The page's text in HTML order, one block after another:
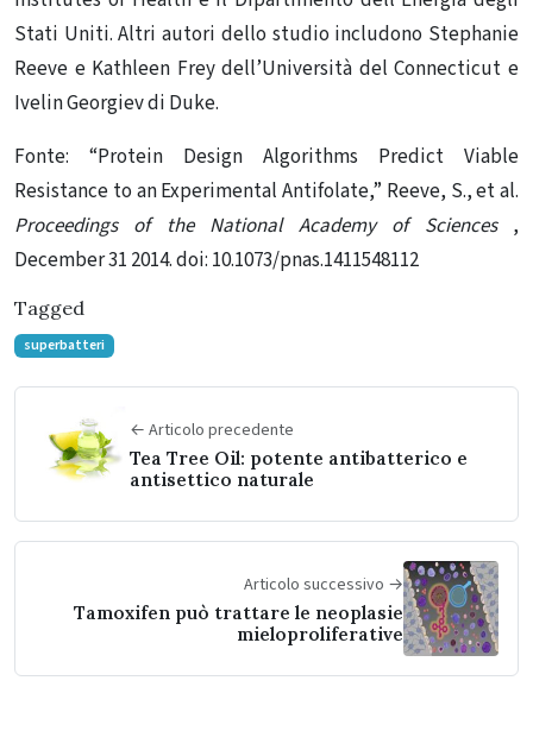
Stati Uniti. Altri autori dello studio includono Stephanie
Reeve e Kathleen Frey dell’Università del Connecticut e
Ivelin Georgiev di Duke.
Fonte: “Protein Design Algorithms Predict Viable
Resistance to an Experimental Antifolate,” Reeve, S., et al.
Proceedings of the National Academy of Sciences,
December 31 2014. doi: 10.1073/pnas.1411548112
Tagged
superbatteri
← Articolo precedente
Tea Tree Oil: potente antibatterico e
antisettico naturale
Articolo successivo →
Tamoxifen può trattare le neoplasie
mieloproliferative